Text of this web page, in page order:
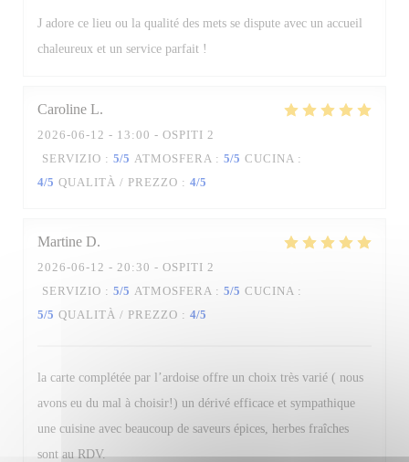
J adore ce lieu ou la qualité des mets se dispute avec un accueil
chaleureux et un service parfait !
Caroline L
2026-06-12 - 13:00 - OSPITI 2
SERVIZIO : 5/5 ATMOSFERA : 5/5 CUCINA :
4/5 QUALITÀ / PREZZO : 4/5
Martine D
2026-06-12 - 20:30 - OSPITI 2
SERVIZIO : 5/5 ATMOSFERA : 5/5 CUCINA :
5/5 QUALITÀ / PREZZO : 4/5
la carte complétée par l’ardoise offre un choix très varié ( nous
avons eu du mal à choisir!) un dérivé efficace et sympathique
une cuisine avec beaucoup de saveurs épices, herbes fraîches
sont au RDV.
La Table des Oliviers